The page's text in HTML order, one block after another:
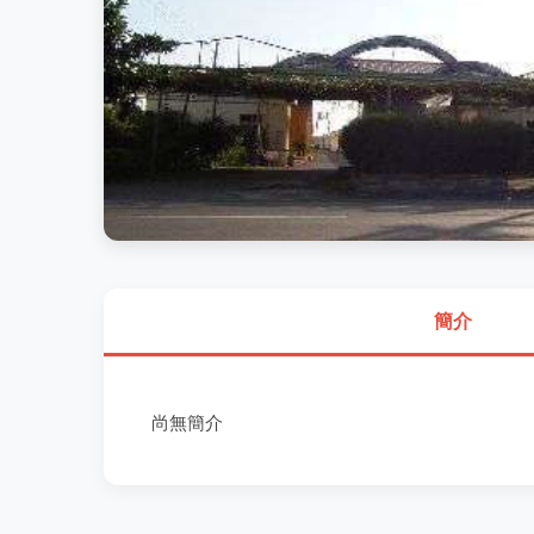
簡介
尚無簡介